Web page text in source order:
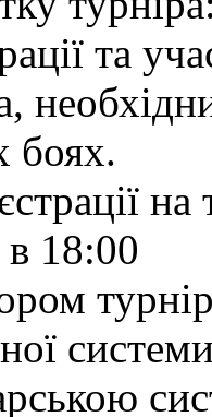
та
боях.
18:00